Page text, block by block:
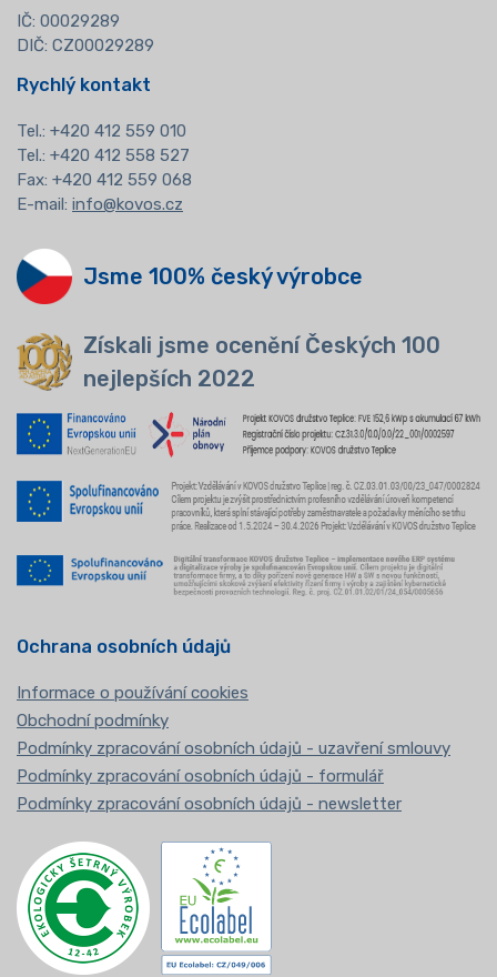
IČ: 00029289
DIČ: CZ00029289
Rychlý kontakt
Tel.: +420 412 559 010
Tel.: +420 412 558 527
Fax: +420 412 559 068
E-mail: info@kovos.cz
Jsme 100% český výrobce
Získali jsme ocenění Českých 100
nejlepších 2022
Ochrana osobních údajů
Informace o používání cookies
Obchodní podmínky
Podmínky zpracování osobních údajů - uzavření smlouvy
Podmínky zpracování osobních údajů - formulář
Podmínky zpracování osobních údajů - newsletter